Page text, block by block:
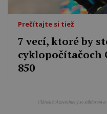
Prečítajte si tiež
7 vecí, ktoré by
cyklopočítačoch
850